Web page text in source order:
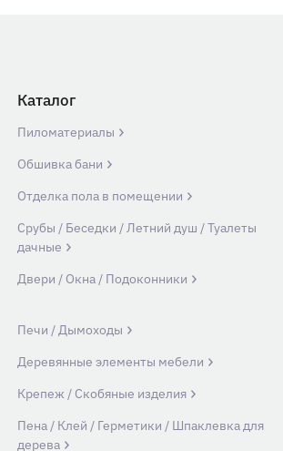
Каталог
Пиломатериалы
Обшивка бани
Отделка пола в помещении
Срубы / Беседки / Летний душ / Туалеты
дачные
Двери / Окна / Подоконники
Печи / Дымоходы
Деревянные элементы мебели
Крепеж / Скобяные изделия
Пена / Клей / Герметики / Шпаклевка для
дерева